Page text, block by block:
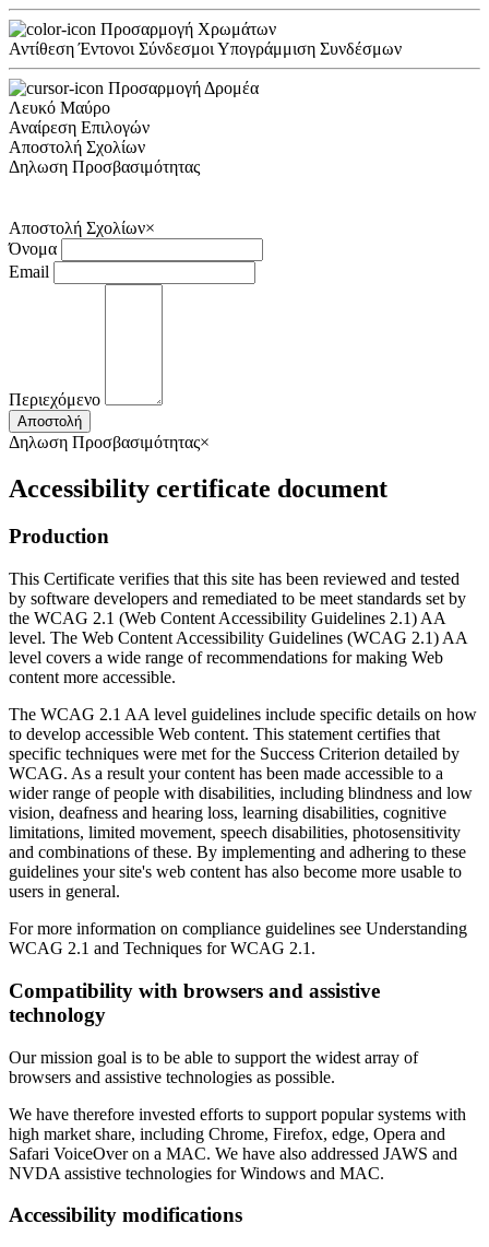
Προσαρμογή Χρωμάτων
Αντίθεση Έντονοι Σύνδεσμοι Υπογράμμιση Συνδέσμων
Προσαρμογή Δρομέα
Λευκό Μαύρο
Αναίρεση Επιλογών
Αποστολή Σχολίων
Δηλωση Προσβασιμότητας
Αποστολή Σχολίων×
Όνομα
Email
Περιεχόμενο
Αποστολή
Δηλωση Προσβασιμότητας×
Accessibility certificate document
Production
This Certificate verifies that this site has been reviewed and tested
by software developers and remediated to be meet standards set by
the WCAG 2.1 (Web Content Accessibility Guidelines 2.1) AA
level. The Web Content Accessibility Guidelines (WCAG 2.1) AA
level covers a wide range of recommendations for making Web
content more accessible.
The WCAG 2.1 AA level guidelines include specific details on how
to develop accessible Web content. This statement certifies that
specific techniques were met for the Success Criterion detailed by
WCAG. As a result your content has been made accessible to a
wider range of people with disabilities, including blindness and low
vision, deafness and hearing loss, learning disabilities, cognitive
limitations, limited movement, speech disabilities, photosensitivity
and combinations of these. By implementing and adhering to these
guidelines your site's web content has also become more usable to
users in general.
For more information on compliance guidelines see Understanding
WCAG 2.1 and Techniques for WCAG 2.1.
Compatibility with browsers and assistive
technology
Our mission goal is to be able to support the widest array of
browsers and assistive technologies as possible.
We have therefore invested efforts to support popular systems with
high market share, including Chrome, Firefox, edge, Opera and
Safari VoiceOver on a MAC. We have also addressed JAWS and
NVDA assistive technologies for Windows and MAC.
Accessibility modifications